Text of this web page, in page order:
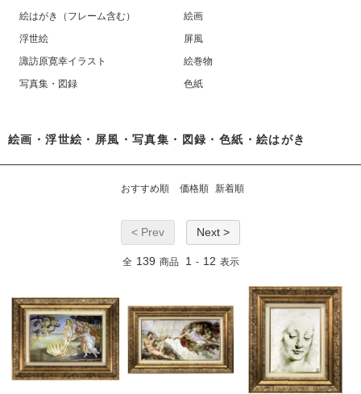
絵はがき（フレーム含む）
絵画
浮世絵
屏風
諏訪原寛幸イラスト
絵巻物
写真集・図録
色紙
絵画・浮世絵・屏風・写真集・図録・色紙・絵はがき
おすすめ順 価格順 新着順
< Prev Next >
全 139 商品 1 - 12 表示